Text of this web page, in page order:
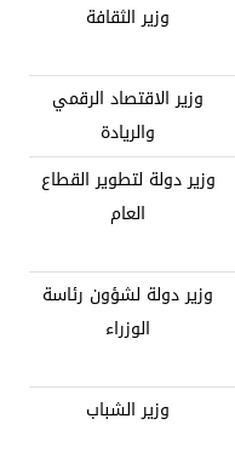
وزير الثقافة
وزير الاقتصاد الرقمي
والريادة
وزير دولة لتطوير القطاع
العام
وزير دولة لشؤون رئاسة
الوزراء
وزير الشباب